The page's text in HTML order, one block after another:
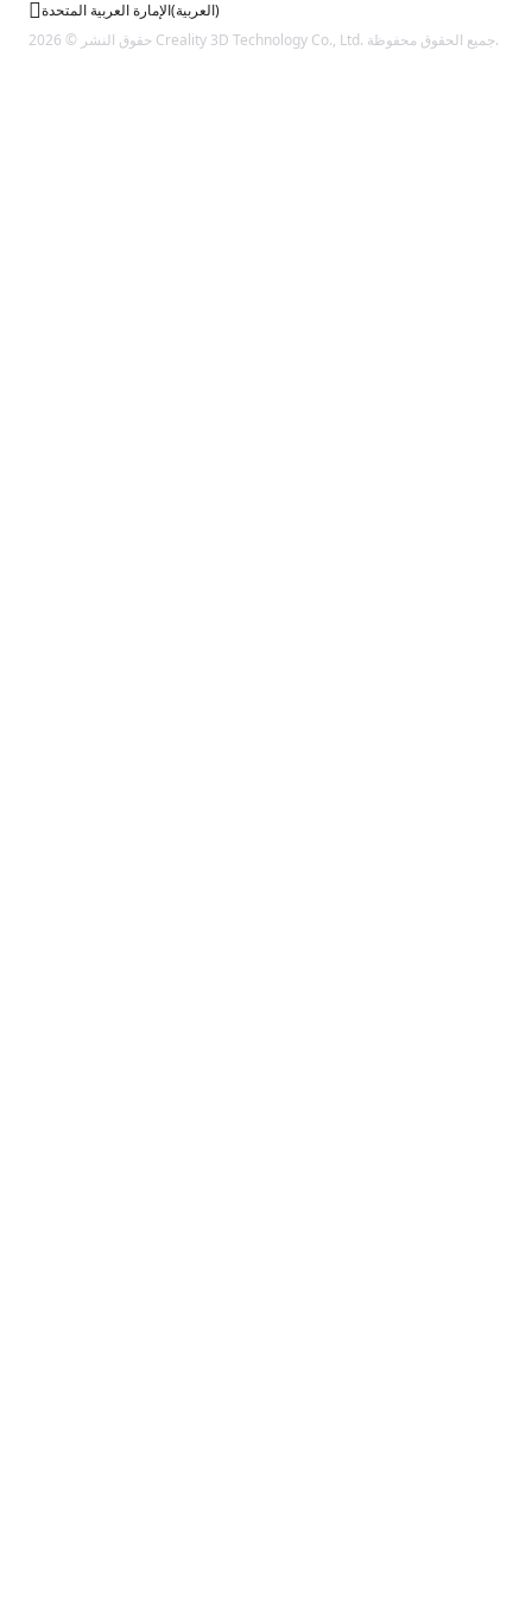
الإمارة العربية المتحدة(العربية)
حقوق النشر © 2026 Creality 3D Technology Co., Ltd. جميع الحقوق محفوظة.